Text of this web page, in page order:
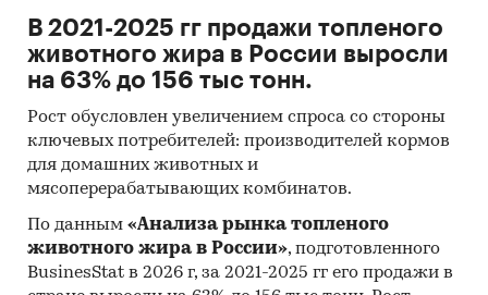
Источники получения информации
Базы данных Федеральной Таможенной
службы РФ, ФСГС РФ (Росстат).
Материалы DataMonitor, EuroMonitor,
Eurostat.
Печатные и электронные деловые и
специализированные издания,
аналитические обзоры.
Ресурсы сети Интернет в России и мире.
В 2021-2025 гг продажи топленого
животного жира в России выросли
на 63% до 156 тыс тонн.
Рост обусловлен увеличением спроса со стороны
ключевых потребителей: производителей кормов
для домашних животных и
мясоперерабатывающих комбинатов.
По данным «Анализа рынка топленого
животного жира в России», подготовленного
BusinesStat в 2026 г, за 2021-2025 гг его продажи в